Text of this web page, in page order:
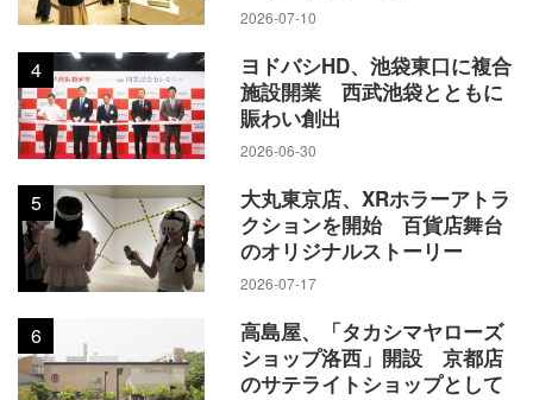
2026-07-10
4
ヨドバシHD、池袋東口に複合
施設開業 西武池袋とともに
賑わい創出
2026-06-30
5
大丸東京店、XRホラーアトラ
クションを開始 百貨店舞台
のオリジナルストーリー
2026-07-17
6
高島屋、「タカシマヤローズ
ショップ洛西」開設 京都店
のサテライトショップとして